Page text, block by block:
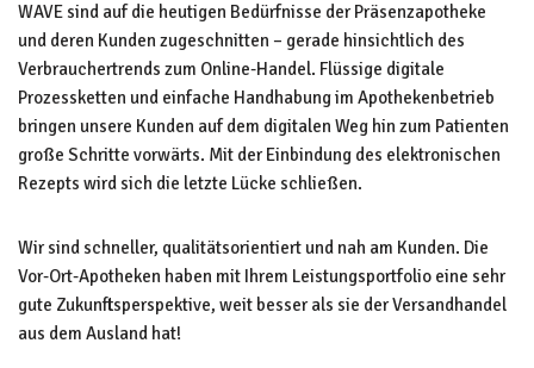
WAVE sind auf die heutigen Bedürfnisse der Präsenzapotheke
und deren Kunden zugeschnitten – gerade hinsichtlich des
Verbrauchertrends zum Online-Handel. Flüssige digitale
Prozessketten und einfache Handhabung im Apothekenbetrieb
bringen unsere Kunden auf dem digitalen Weg hin zum Patienten
große Schritte vorwärts. Mit der Einbindung des elektronischen
Rezepts wird sich die letzte Lücke schließen.
Wir sind schneller, qualitätsorientiert und nah am Kunden. Die
Vor-Ort-Apotheken haben mit Ihrem Leistungsportfolio eine sehr
gute Zukunftsperspektive, weit besser als sie der Versandhandel
aus dem Ausland hat!